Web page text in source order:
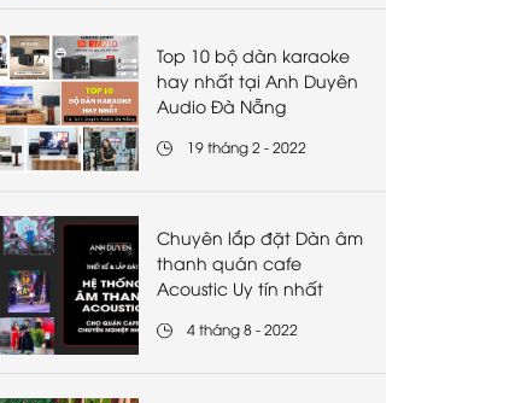
Top 10 bộ dàn karaoke
hay nhất tại Anh Duyên
Audio Đà Nẵng
19 tháng 2 - 2022
Chuyên lắp đặt Dàn âm
thanh quán cafe
Acoustic Uy tín nhất
4 tháng 8 - 2022